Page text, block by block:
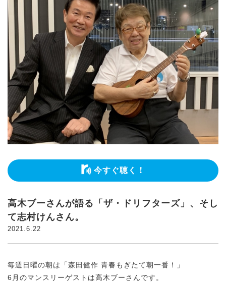
今すぐ聴く！
高木ブーさんが語る「ザ・ドリフターズ」、そし
て志村けんさん。
2021.6.22
毎週日曜の朝は「森田健作 青春もぎたて朝一番！」
6月のマンスリーゲストは高木ブーさんです。